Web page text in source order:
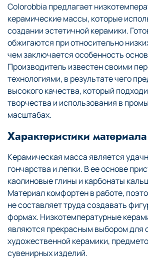
Colorobbia предлагает
керамические массы, которые
создании эстетичной керамики.
обжигаются при относительно
чем заключается особенность
Производитель известен своими
технологиями, в результате чего
высокого качества, который
творчества и использования в
масштабах.
Характеристики материала
Керамическая масса является
гончарства и лепки. В ее основе
каолиновые глины и карбонаты
Материал комфортен в работе,
не составляет труда создавать
формах. Низкотемпературные
являются прекрасным выбором для
художественной керамики,
сувенирных изделий.